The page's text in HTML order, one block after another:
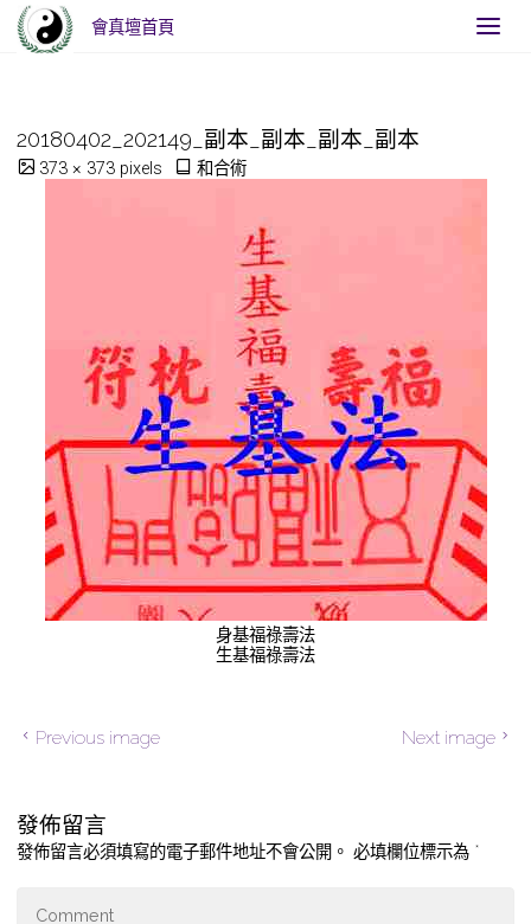
會真壇首頁
Home和合術
20180402_202149_副本_副本_副本_副本
Full
size
373 × 373 pixels 和合術
身基福祿壽法
生基福祿壽法
Previous image Next image
發佈留言
發佈留言必須填寫的電子郵件地址不會公開。 必填欄位標示為 *